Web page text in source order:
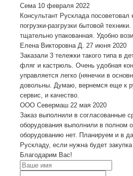
Сема 10 февраля 2022
Консультант Русклада посоветовал
погрузки-разгрузки бытовой
тщательно упакованная. Удобно
Елена Викторовна Д.
27 июня 2020
Заказали 3 тележки такого типа в
фляг и кастрюль. Очень удобная
управляется легко (нянечки в
довольны. Думаю, вернемся еще к
сервис, и качество.
ООО Севермаш 22 мая 2020
Заказ выполнили в согласованные
оборудования выполнили в полном
оборудованию нет. Планируем и в
Рускладу, если нужна будет
Благодарим Вас!